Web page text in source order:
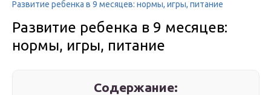
Развитие ребенка в 9 месяцев: нормы, игры, питание
Развитие ребенка в 9 месяцев:
нормы, игры, питание
Содержание: